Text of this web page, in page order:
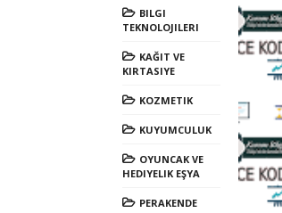
BILGI
TEKNOLOJILERI
KAĞIT VE
KIRTASIYE
KOZMETIK
KUYUMCULUK
OYUNCAK VE
HEDIYELIK EŞYA
PERAKENDE